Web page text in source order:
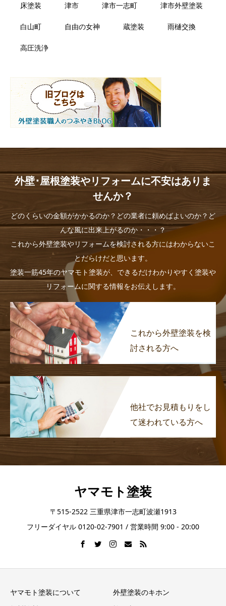
床塗装 津市 津市一志町 津市外壁塗装
白山町 自由の女神 蔵塗装 雨樋交換
高圧洗浄
外壁･屋根塗装やリフォームに不安はありま
せんか？
どのくらいの金額がかかるのか？どの業者に頼めばよいのか？ど
んな風に出来上がるのか・・・？
これから外壁塗装やリフォームを検討される方にはわからないこ
とだらけだと思います。
塗装一筋45年のヤマモト塗装が、できるだけわかりやすく塗装や
リフォームに関する情報をお伝えします。
これから外壁塗装を検
討される方へ
他社でお見積もりをし
て迷われている方へ
ヤマモト塗装
〒515-2522 三重県津市一志町波瀬1913
フリーダイヤル 0120-02-7901 / 営業時間 9:00 - 20:00
ヤマモト塗装について
外壁塗装のキホン